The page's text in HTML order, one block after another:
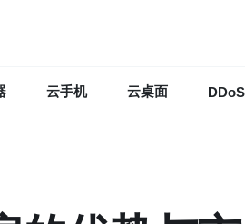
云手机 云桌面 DDoS